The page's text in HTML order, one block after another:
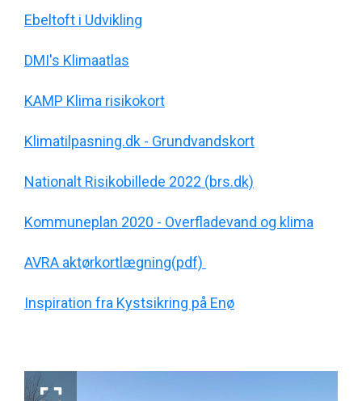
Ebeltoft i Udvikling
DMI's Klimaatlas
KAMP Klima risikokort
Klimatilpasning.dk - Grundvandskort
Nationalt Risikobillede 2022 (brs.dk)
Kommuneplan 2020 - Overfladevand og klima
AVRA aktørkortlægning(pdf)
Inspiration fra Kystsikring på Enø